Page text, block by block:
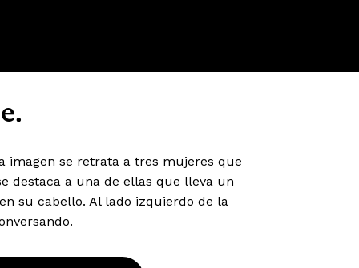
imagen se retrata a tres mujeres que
destaca a una de ellas que lleva un
su cabello. Al lado izquierdo de la